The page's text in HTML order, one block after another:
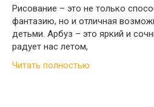
Рисование – это не только
фантазию, но и отличная
детьми. Арбуз – это яркий и
радует нас летом,
Читать полностью